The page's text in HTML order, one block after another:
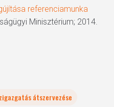
referenciamunka
Minisztérium; 2014.
átszervezése